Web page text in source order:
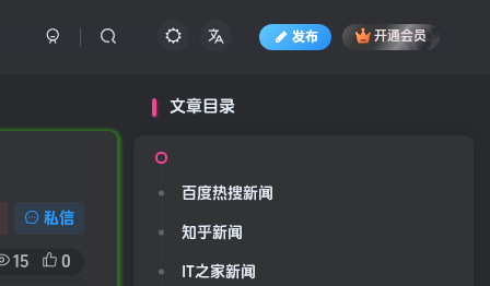
发布 开通会员
私信
15 0
文章目录
百度热搜新闻
知乎新闻
IT之家新闻